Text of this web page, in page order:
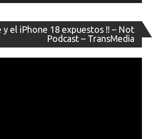
y el iPhone 18 expuestos !! – Not
Podcast – TransMedia
de